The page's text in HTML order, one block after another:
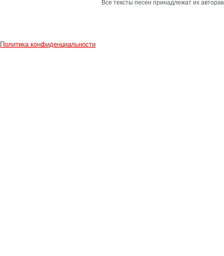
Все тексты песен принадлежат их
Политика конфиденциальности